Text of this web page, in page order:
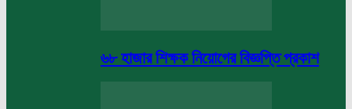
৬৮ হাজার শিক্ষক নিয়োগের বিজ্ঞপ্তি প্রকাশ